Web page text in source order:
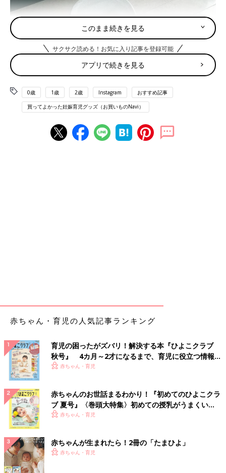
新カラーがおしゃれ！ベビービョルンのバウンサー
このまま続きを見る
サクサク読める！お気に入り記事を登録可能
アプリで続きを見る
0歳 1歳 2歳 Instagram おすすめ記事
買ってよかった妊娠育児グッズ（お買いものNavi）
赤ちゃん・育児の人気記事ランキング
育児の困ったがズバリ！解決する本『ひよこクラブ
秋号』 4カ月～2才になるまで、育児に役立つ情報が
いっぱい！
赤ちゃん・育児
赤ちゃんのお世話まるわかり！『初めてのひよこクラ
ブ 夏号』〈巻頭大特集〉初めての授乳がうまくい
く！ おっぱい・ミルクの基本と夏のトラブル 解決テ
赤ちゃん・育児
赤ちゃんが生まれたら！2冊の「たまひよ」
赤ちゃん・育児